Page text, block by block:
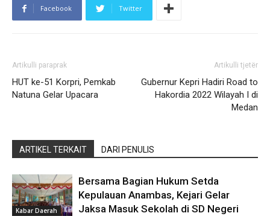
Facebook Twitter
Artikulli paraprak
HUT ke-51 Korpri, Pemkab
Natuna Gelar Upacara
Artikulli tjetër
Gubernur Kepri Hadiri Road to
Hakordia 2022 Wilayah I di
Medan
ARTIKEL TERKAIT DARI PENULIS
Kabar Daerah
Bersama Bagian Hukum Setda
Kepulauan Anambas, Kejari Gelar
Jaksa Masuk Sekolah di SD Negeri